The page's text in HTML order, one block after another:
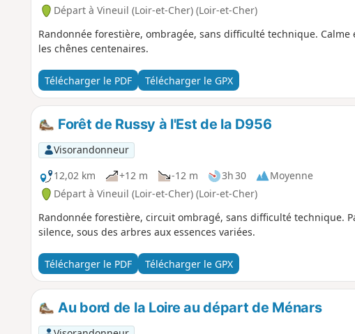
Départ à Vineuil (Loir-et-Cher) (Loir-et-Cher)
Randonnée forestière, ombragée, sans difficulté technique.
les chênes centenaires.
Télécharger le PDF Télécharger le GPX
Forêt de Russy à l'Est de la D956
Visorandonneur
12,02 km
+12 m -12 m 3h 30
Moyenne
Départ à Vineuil (Loir-et-Cher) (Loir-et-Cher)
Randonnée forestière, circuit ombragé, sans difficulté technique.
silence, sous des arbres aux essences variées.
Télécharger le PDF Télécharger le GPX
Au bord de la Loire au départ de Ménars